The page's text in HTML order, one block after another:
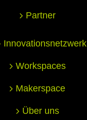
Partner
Innovationsnetzwerk
Workspaces
Makerspace
Über uns